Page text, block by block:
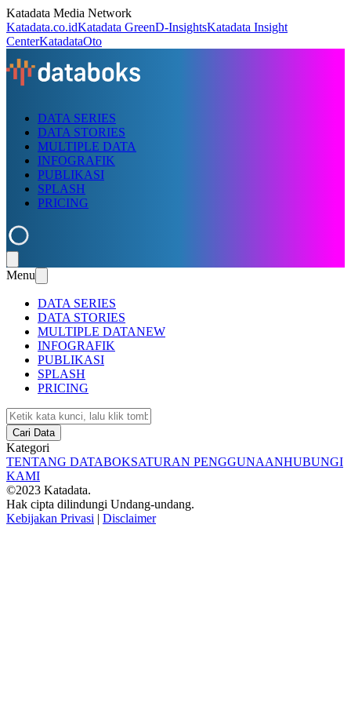
Katadata Media Network
Katadata.co.idKatadata GreenD-InsightsKatadata Insight
CenterKatadataOto
DATA SERIES
DATA STORIES
MULTIPLE DATA
INFOGRAFIK
PUBLIKASI
SPLASH
PRICING
Menu
DATA SERIES
DATA STORIES
MULTIPLE DATANEW
INFOGRAFIK
PUBLIKASI
SPLASH
PRICING
Cari Data
Kategori
TENTANG DATABOKSATURAN PENGGUNAANHUBUNGI
KAMI
©2023 Katadata.
Hak cipta dilindungi Undang-undang.
Kebijakan Privasi | Disclaimer